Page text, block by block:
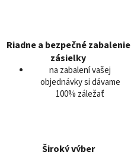
Riadne a bezpečné zabalenie
zásielky
na zabalení vašej
objednávky si dávame
100% záležať
Široký výber